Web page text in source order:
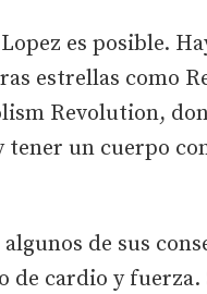
es posible.
estrellas como
Revolution,
tener un cuerpo
de sus
de cardio y fuerza.